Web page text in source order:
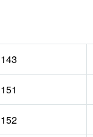
143
151
152